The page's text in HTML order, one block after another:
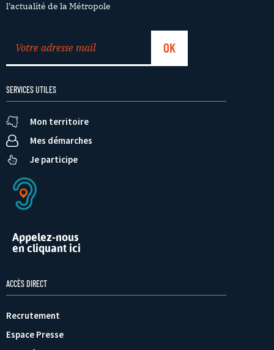
l’actualité de la Métropole
SERVICES UTILES
Mon territoire
Mes démarches
Je participe
Appelez-nous
en cliquant ici
ACCÈS DIRECT
Recrutement
Espace Presse